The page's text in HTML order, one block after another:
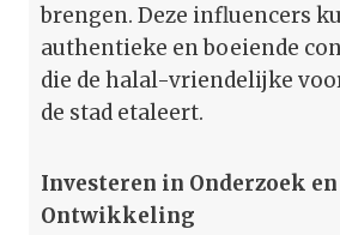
brengen. Deze influencers
authentieke en boeiende
die de halal-vriendelijke
de stad etaleert.
Investeren in Onderzoek en
Ontwikkeling